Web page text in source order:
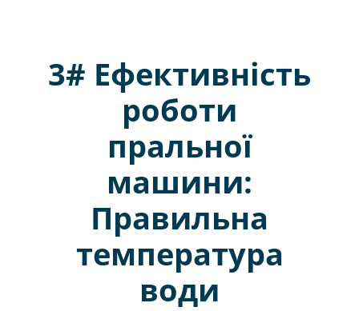
3# Ефективність
роботи
пральної
машини:
Правильна
температура
води